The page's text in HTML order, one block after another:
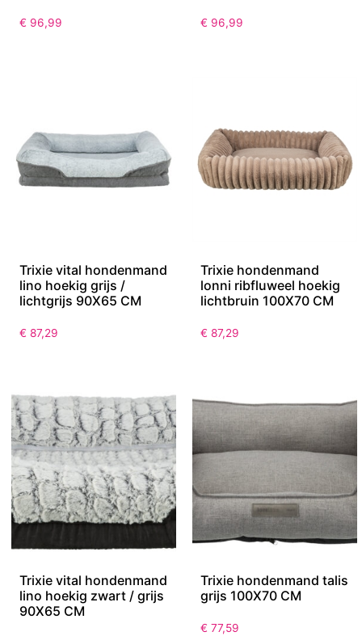
€ 96,99 € 96,99
Trixie vital hondenmand
lino hoekig grijs /
lichtgrijs 90X65 CM
€ 87,29
Trixie hondenmand
lonni ribfluweel hoekig
lichtbruin 100X70 CM
€ 87,29
Trixie vital hondenmand
lino hoekig zwart / grijs
90X65 CM
Trixie hondenmand talis
grijs 100X70 CM
€ 77,59